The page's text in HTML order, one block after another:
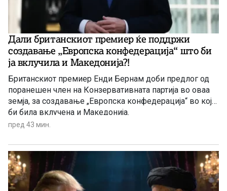
Дали британскиот премиер ќе поддржи
создавање „Европска конфедерација“ што би
ја вклучила и Македонија?!
Британскиот премиер Енди Бернам доби предлог од
поранешен член на Конзервативната партија во оваа
земја, за создавање „Европска конфедерација“ во која
би била вклучена и Македонија.
пред 43 мин.